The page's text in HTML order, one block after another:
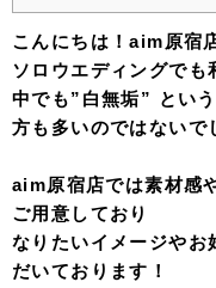
こんにちは！aim原宿
ソロウエディングでも
中でも”白無垢” とい
方も多いのではないで
aim原宿店では素材感
ご用意しており
なりたいイメージやお
だいております！